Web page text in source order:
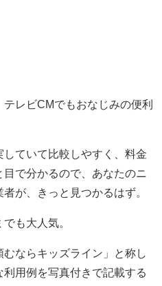
テレビCMでもおなじみの便利
ていて比較しやすく、料金
で分かるので、あなたのニ
が、きっと見つかるはず。
も大人気。
むならキッズライン」と称し
用例を写真付きで記載する